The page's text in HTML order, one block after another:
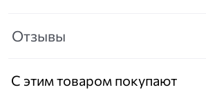
Отзывы
С этим товаром покупают